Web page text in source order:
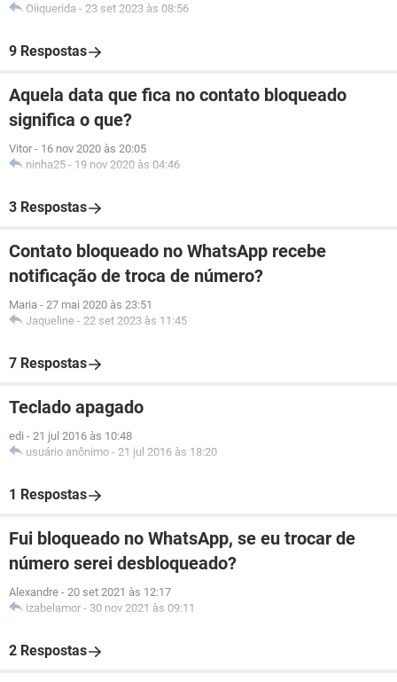
Oiiquerida - 23 set 2023 às 08:56
9 Respostas
Aquela data que fica no contato bloqueado
significa o que?
Vitor - 16 nov 2020 às 20:05
ninha25 - 19 nov 2020 às 04:46
3 Respostas
Contato bloqueado no WhatsApp recebe
notificação de troca de número?
Maria - 27 mai 2020 às 23:51
Jaqueline - 22 set 2023 às 11:45
7 Respostas
Teclado apagado
edi - 21 jul 2016 às 10:48
usuário anônimo - 21 jul 2016 às 18:20
1 Respostas
Fui bloqueado no WhatsApp, se eu trocar de
número serei desbloqueado?
Alexandre - 20 set 2021 às 12:17
izabelamor - 30 nov 2021 às 09:11
2 Respostas